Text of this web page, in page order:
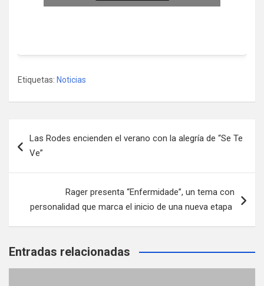
Etiquetas: Noticias
de
Las Rodes encienden el verano con la alegría de “Se Te
Ve”
Rager presenta “Enfermidade”, un tema con
personalidad que marca el inicio de una nueva etapa
Entradas relacionadas